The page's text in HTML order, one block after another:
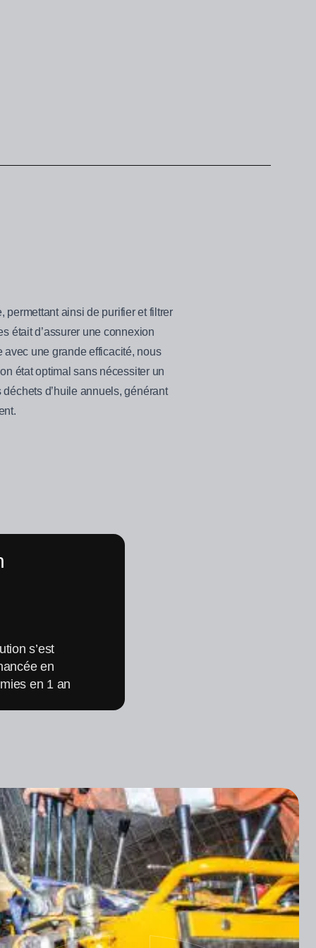
permettant ainsi de purifier et filtrer
était d’assurer une connexion
avec une grande efficacité, nous
état optimal sans nécessiter un
d’huile annuels, générant
s’est
en
en 1 an